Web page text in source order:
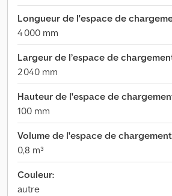
Longueur de l'espace de
4 000 mm
Largeur de l’espace de
2 040 mm
Hauteur de l'espace de
100 mm
Volume de l'espace de
0,8 m³
Couleur:
autre